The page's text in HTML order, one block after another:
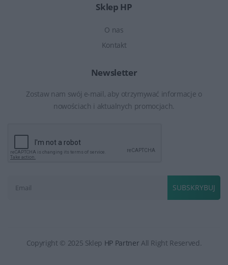
Sklep HP
O nas
Kontakt
Newsletter
Zostaw nam swój e-mail, aby otrzymywać informacje o
nowościach i aktualnych promocjach.
SUBSKRYBUJ
Copyright © 2025 Sklep HP Partner All Right Reserved.